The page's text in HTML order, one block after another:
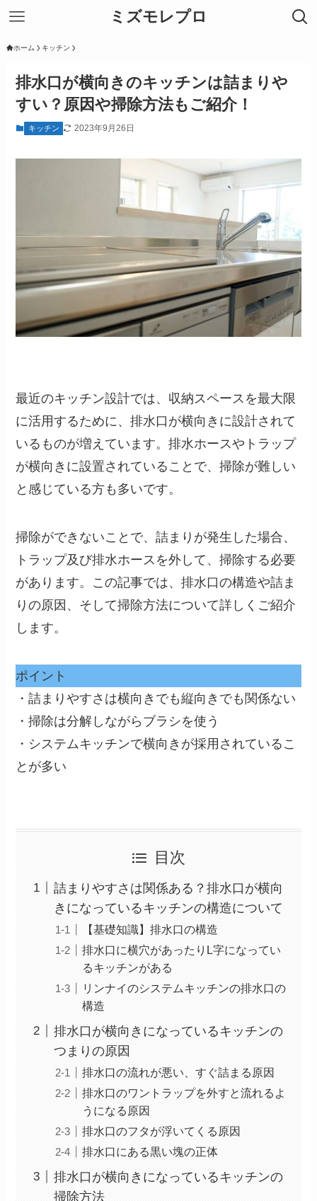
ミズモレプロ
ホーム キッチン
排水口が横向きのキッチンは詰まりや
すい？原因や掃除方法もご紹介！
キッチン 2023年9月26日
最近のキッチン設計では、収納スペースを最大限
に活用するために、排水口が横向きに設計されて
いるものが増えています。排水ホースやトラップ
が横向きに設置されていることで、掃除が難しい
と感じている方も多いです。
掃除ができないことで、詰まりが発生した場合、
トラップ及び排水ホースを外して、掃除する必要
があります。この記事では、排水口の構造や詰ま
りの原因、そして掃除方法について詳しくご紹介
します。
ポイント
・詰まりやすさは横向きでも縦向きでも関係ない
・掃除は分解しながらブラシを使う
・システムキッチンで横向きが採用されているこ
とが多い
目次
詰まりやすさは関係ある？排水口が横向
きになっているキッチンの構造について
【基礎知識】排水口の構造
排水口に横穴があったりL字になってい
るキッチンがある
リンナイのシステムキッチンの排水口の
構造
排水口が横向きになっているキッチンの
つまりの原因
排水口の流れが悪い、すぐ詰まる原因
排水口のワントラップを外すと流れるよ
うになる原因
排水口のフタが浮いてくる原因
排水口にある黒い塊の正体
排水口が横向きになっているキッチンの
掃除方法